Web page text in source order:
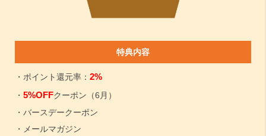
特典内容
・ポイント還元率： 2%
・ 5%OFFクーポン（6月）
・バースデークーポン
・メールマガジン